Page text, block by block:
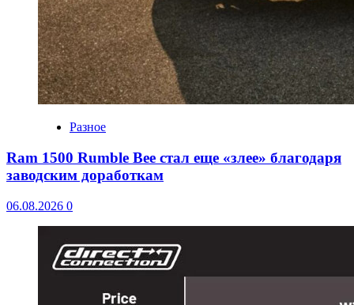
Разное
Ram 1500 Rumble Bee стал еще «злее» благодаря
заводским доработкам
06.08.2026 0